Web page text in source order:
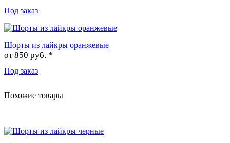
Под заказ
Шорты из лайкры оранжевые
от850 руб. *
Под заказ
Похожие товары